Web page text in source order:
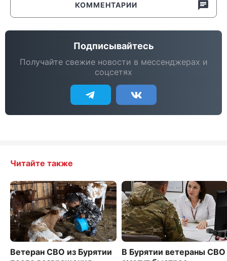
КОММЕНТАРИИ
Подписывайтесь
Получайте свежие новости в мессенджерах и
соцсетях
Читайте также
Ветеран СВО из Бурятии
В Бурятии ветераны СВО